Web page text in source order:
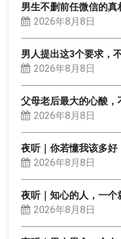
男生不删前任微信的真
2026年8月8日
男人提出这3个要求，
2026年8月8日
父母老后最大的心酸
2026年8月8日
夜听｜你若懂我该多好
2026年8月8日
夜听｜知心的人，一个
2026年8月8日